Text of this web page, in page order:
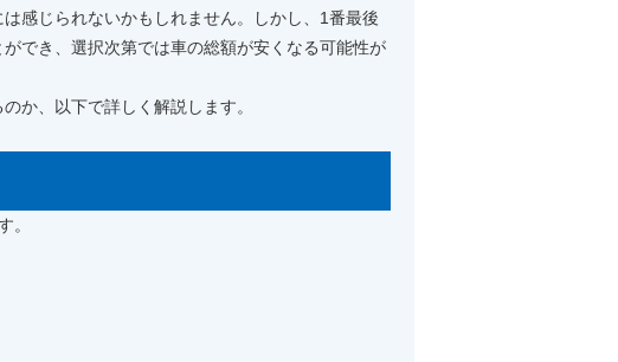
感じられないかもしれません。しかし、1番最後
でき、選択次第では車の総額が安くなる可能性が
か、以下で詳しく解説します。
。